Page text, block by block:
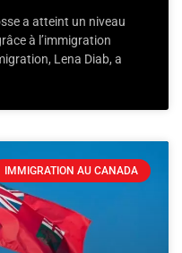
a atteint un niveau
à l’immigration
Lena Diab, a
IMMIGRATION AU CANADA